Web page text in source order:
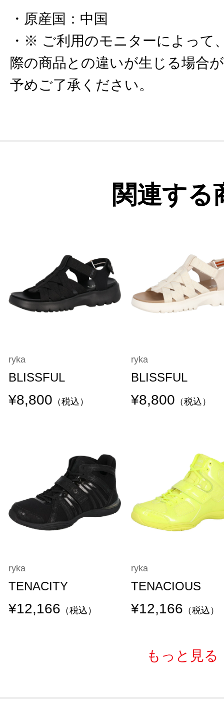
原産国 ： 中国
※ ご利用のモニターによって
際の商品との違いが生じる場合
予めご了承ください。
関連する
ryka
BLISSFUL
¥8,800 （税込）
ryka
BLISSFUL
¥8,800 （税込）
ryka
TENACITY
¥12,166 （税込）
ryka
TENACIOUS
¥12,166 （税込）
もっと見る